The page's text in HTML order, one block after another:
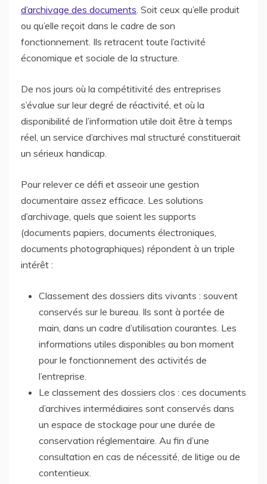
d’archivage des documents . Soit ceux qu’elle produit
ou qu’elle reçoit dans le cadre de son
fonctionnement. Ils retracent toute l’activité
économique et sociale de la structure.
De nos jours où la compétitivité des entreprises
s’évalue sur leur degré de réactivité, et où la
disponibilité de l’information utile doit être à temps
réel, un service d’archives mal structuré constituerait
un sérieux handicap.
Pour relever ce défi et asseoir une gestion
documentaire assez efficace. Les solutions
d’archivage, quels que soient les supports
(documents papiers, documents électroniques,
documents photographiques) répondent à un triple
intérêt :
Classement des dossiers dits vivants : souvent
conservés sur le bureau. Ils sont à portée de
main, dans un cadre d’utilisation courantes. Les
informations utiles disponibles au bon moment
pour le fonctionnement des activités de
l’entreprise.
Le classement des dossiers clos : ces documents
d’archives intermédiaires sont conservés dans
un espace de stockage pour une durée de
conservation réglementaire. Au fin d’une
consultation en cas de nécessité, de litige ou de
contentieux.